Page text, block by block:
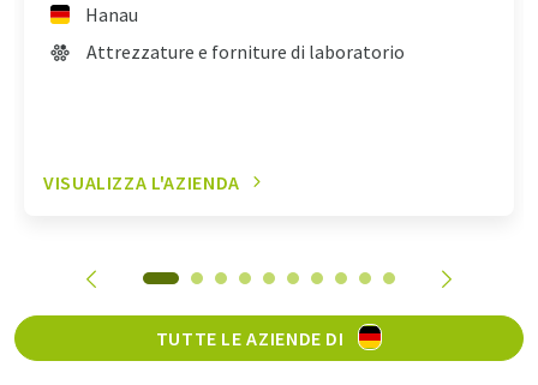
Hanau
Attrezzature e forniture di laboratorio
VISUALIZZA L'AZIENDA
TUTTE LE AZIENDE DI